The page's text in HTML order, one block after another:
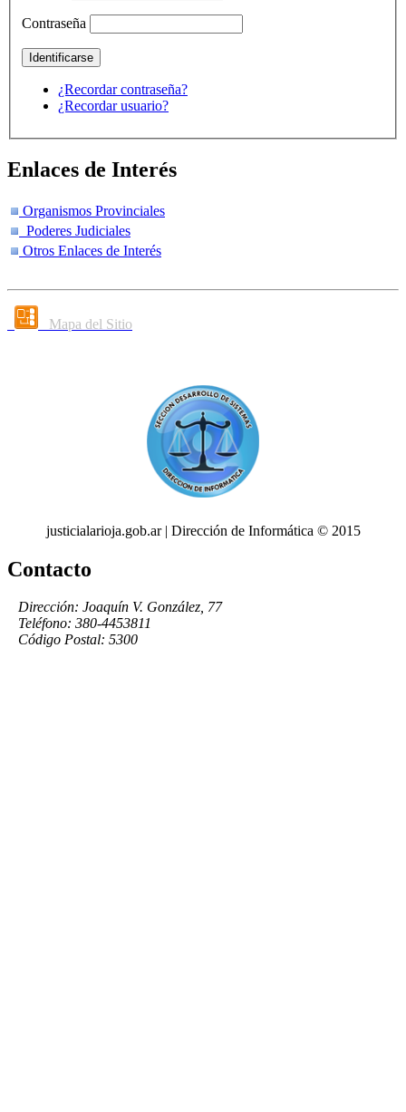
Contraseña
¿Recordar contraseña?
¿Recordar usuario?
Enlaces de Interés
Organismos Provinciales
Poderes Judiciales
Otros Enlaces de Interés
Mapa del Sitio
justicialarioja.gob.ar | Dirección de Informática © 2015
Contacto
Dirección: Joaquín V. González, 77
Teléfono: 380-4453811
Código Postal: 5300